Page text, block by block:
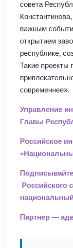
совета
важным
открытием
республике,
Такие
современнее».
Управление
Главы
Российское
Российского
Партнер —